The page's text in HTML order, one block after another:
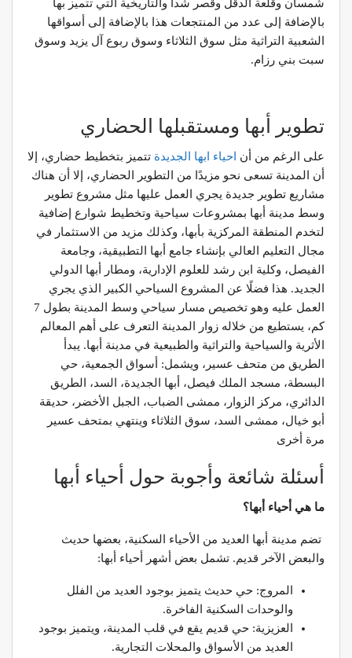
شمسان وقلعة الدقل وقصر شدا والتاريخية التي تتميز بها
بالإضافة إلى عدد من المنتجعات هذا بالإضافة إلى أسواقها
الشعبية التراثية مثل سوق الثلاثاء وسوق ربوع آل يزيد وسوق
سبت بني رزام.
تطوير أبها ومستقبلها الحضاري
على الرغم من أن احياء ابها الجديدة تتميز بتخطيط حضاري، إلا
أن المدينة تسعى نحو مزيدًا من التطوير الحضاري، إلا أن هناك
مشاريع تطوير جديدة يجري العمل عليها مثل مشروع تطوير
وسط مدينة أبها بمشروعات سياحية وتخطيط شوارع إضافية
لتخدم المنطقة المركزية بأبها، وكذلك مزيد من الاستثمار في
مجال التعليم العالي بإنشاء جامع أبها التطبيقية، وجامعة
الفيصل، وكلية ابن رشد للعلوم الإدارية، ومطار أبها الدولي
الجديد. هذا فضلًا عن المشروع السياحي الكبير الذي يجري
العمل عليه وهو تخصيص مسار سياحي وسط المدينة بطول 7
كم، يستطيع من خلاله زوار المدينة التعرف على أهم المعالم
الأثرية والسياحية والتراثية والطبيعية في مدينة أبها. يبدأ
الطريق من متحف عسير، ويشمل: أسواق الجمعية، حي
البسطة، مسجد الملك فيصل، أبها الجديدة، السد، الطريق
الدائري، مركز الزوار، ممشى الضباب، الجبل الأخضر، حديقة
أبو خيال، ممشى السد، سوق الثلاثاء وينتهي بمتحف عسير
مرة أخرى
أسئلة شائعة وأجوبة حول أحياء أبها
ما هي أحياء أبها؟
تضم مدينة أبها العديد من الأحياء السكنية، بعضها حديث
والبعض الآخر قديم. تشمل بعض أشهر أحياء أبها:
المروج: حي حديث يتميز بوجود العديد من الفلل
والوحدات السكنية الفاخرة.
العزيزية: حي قديم يقع في قلب المدينة، ويتميز بوجود
العديد من الأسواق والمحلات التجارية.